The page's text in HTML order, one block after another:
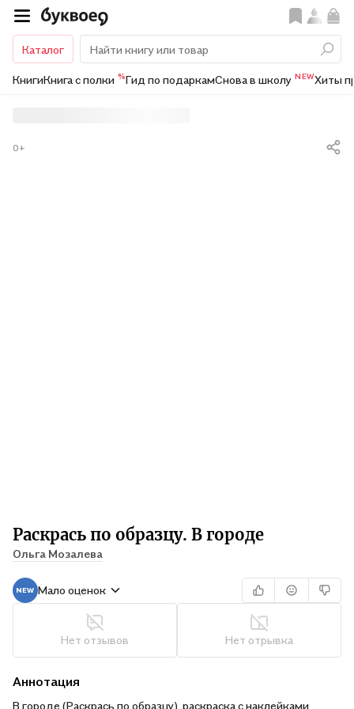
Каталог
КнигиКнига с полки %Гид по подаркамСнова в школу NEWХиты
Раскрась по образцу. В городе
Ольга Мозалева
0+
Мало оценок
Нет отзывов Нет отрывка
Аннотация
В городе (Раскрась по образцу), раскраска с наклейками